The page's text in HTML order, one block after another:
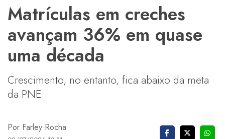
Matrículas em creches
avançam 36% em quase
uma década
Crescimento, no entanto, fica abaixo da meta
da PNE
Por Farley Rocha